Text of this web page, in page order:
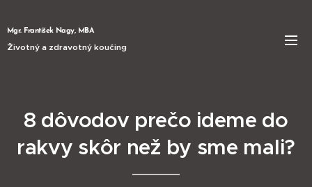
Mgr. František Nagy, MBA
Životný a zdravotný koučing
8 dôvodov prečo ideme do
rakvy skôr než by sme mali?